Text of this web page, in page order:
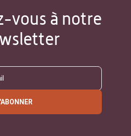
vous à notre